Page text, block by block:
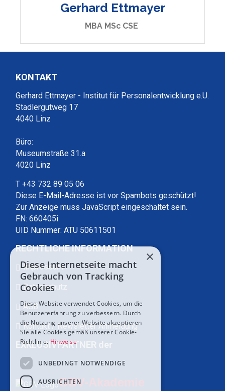
Gerhard Ettmayer
MBA MSc CSE
KONTAKT
Gerhard Ettmayer - Institut für Personalentwicklung e.U.
Stadlergutweg 17
4040 Linz
Büro:
Museumstraße 31.a
4020 Linz
T +43 732 89 05 06
Diese E-Mail-Adresse ist vor Spambots geschützt!
Zur Anzeige muss JavaScript eingeschaltet sein.
FN: 660405i
UID Nummer: ATU 50611501
RECHTLICHE INFORMATION
Impressum
Datenschutz
AGB
Kontakt / Newsletter Anmeldung
EXKLUSIVPARTNER der
GBV-Akademie
×
Diese Internetseite macht
Gebrauch von Tracking
Cookies
Diese Website verwendet Cookies, um die
Benutzererfahrung zu verbessern. Durch
die Nutzung unserer Website akzeptieren
Sie alle Cookies gemäß unserer Cookie-
Richtlinie.Hinweise
UNBEDINGT NOTWENDIGE
AUSRICHTEN